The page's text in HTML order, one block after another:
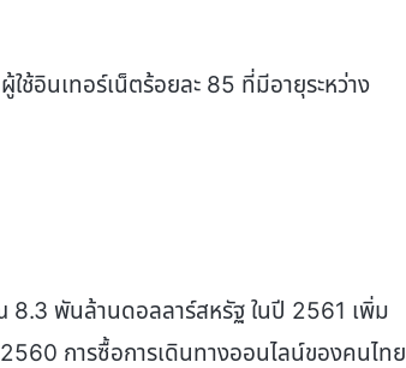
ช้อินเทอร์เน็ตร้อยละ 85 ที่มีอายุระหว่าง
8.3 พันล้านดอลลาร์สหรัฐ ในปี 2561 เพิ่ม
การซื้อการเดินทางออนไลน์ของคนไทย